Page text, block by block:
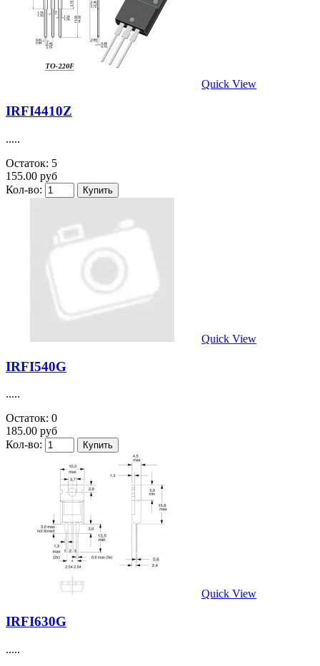
Quick View
IRFI4410Z
.....
Остаток: 5
155.00 руб
Кол-во:
Quick View
IRFI540G
.....
Остаток: 0
185.00 руб
Кол-во:
Quick View
IRFI630G
.....